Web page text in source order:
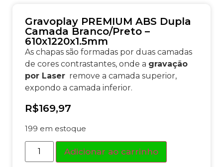
Gravoplay PREMIUM ABS Dupla
Camada Branco/Preto –
610x1220x1.5mm
As chapas são formadas por duas camadas
de cores contrastantes, onde a gravação
por Laser remove a camada superior,
expondo a camada inferior.
R$169,97
199 em estoque
Adicionar ao carrinho